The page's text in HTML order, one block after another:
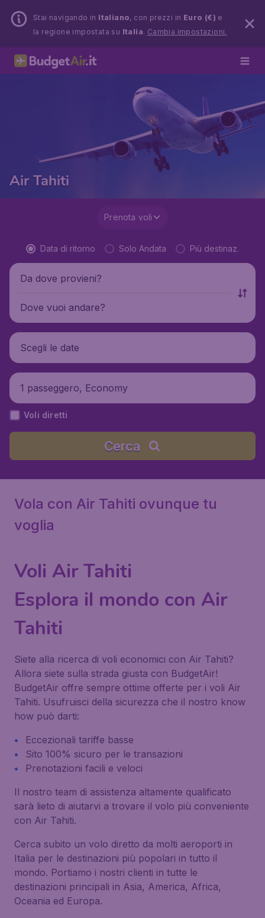
Stai navigando in Italiano, con prezzi in Euro (€) e
la regione impostata su Italia. Cambia impostazioni.
Air Tahiti
Prenota voli
Data di ritorno Solo Andata Più destinaz.
Da dove provieni?
Dove vuoi andare?
Scegli le date
1 passeggero, Economy
Voli diretti
Cerca
Vola con Air Tahiti ovunque tu
voglia
Voli Air Tahiti
Esplora il mondo con Air
Tahiti
Siete alla ricerca di voli economici con Air Tahiti?
Allora siete sulla strada giusta con BudgetAir!
BudgetAir offre sempre ottime offerte per i voli Air
Tahiti. Usufruisci della sicurezza che il nostro know
how può darti:
Eccezionali tariffe basse
Sito 100% sicuro per le transazioni
Prenotazioni facili e veloci
Il nostro team di assistenza altamente qualificato
sarà lieto di aiutarvi a trovare il volo più conveniente
con Air Tahiti.
Cerca subito un volo diretto da molti aeroporti in
Italia per le destinazioni più popolari in tutto il
mondo. Portiamo i nostri clienti in tutte le
destinazioni principali in Asia, America, Africa,
Oceania ed Europa.